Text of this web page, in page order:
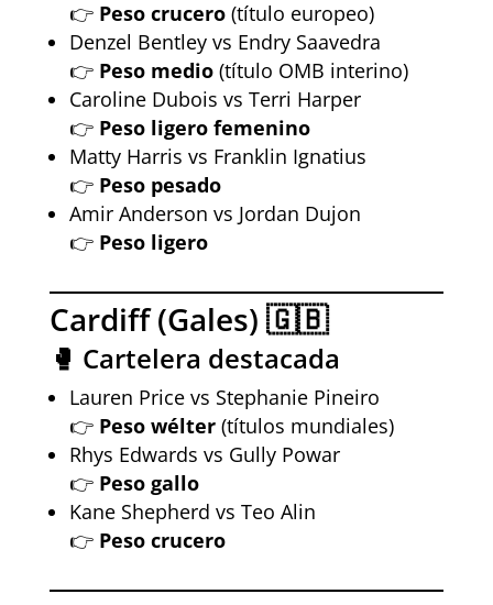
👉 Peso crucero(título europeo)
Denzel Bentley vs Endry Saavedra
👉 Peso medio(título OMB interino)
Caroline Dubois vs Terri Harper
👉 Peso ligero femenino
Matty Harris vs Franklin Ignatius
👉 Peso pesado
Amir Anderson vs Jordan Dujon
👉 Peso ligero
Cardiff (Gales) 🇬🇧
🥊 Cartelera destacada
Lauren Price vs Stephanie Pineiro
👉 Peso wélter(títulos mundiales)
Rhys Edwards vs Gully Powar
👉 Peso gallo
Kane Shepherd vs Teo Alin
👉 Peso crucero